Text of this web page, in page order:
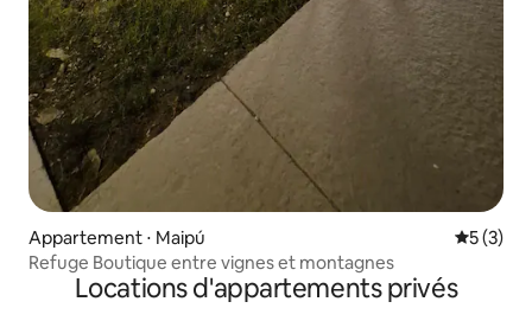
Appartement ⋅ Maipú
5 (3)
Refuge Boutique entre vignes et montagnes
Locations d'appartements privés